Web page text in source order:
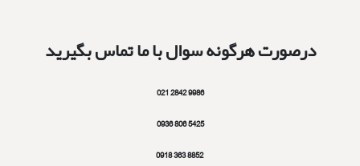
درصورت هرگونه سوال با ما تماس بگیرید
9986 2842 021
5425 806 0936
8852 363 0918